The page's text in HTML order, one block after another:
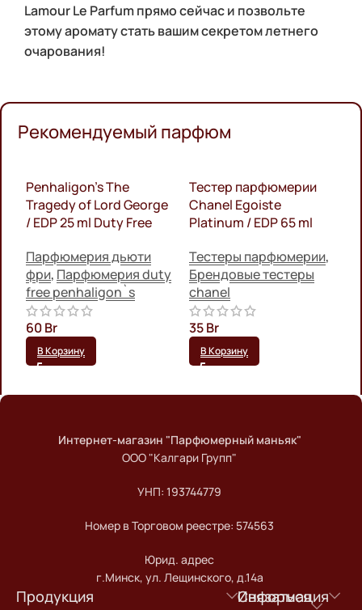
Lamour Le Parfum прямо сейчас и позвольте
этому аромату стать вашим секретом летнего
очарования!
Рекомендуемый парфюм
Penhaligon’s The
Tragedy of Lord George
/ EDP 25 ml Duty Free
Парфюмерия дьюти
фри, Парфюмерия duty
free penhaligon`s
60Br
В Корзину
Тестер парфюмерии
Chanel Egoiste
Platinum / EDP 65 ml
Тестеры парфюмерии,
Брендовые тестеры
chanel
35Br
В Корзину
Интернет-магазин "Парфюмерный маньяк"
ООО "Калгари Групп"
УНП: 193744779
Номер в Торговом реестре: 574563
Юрид. адрес
г.Минск, ул. Лещинского, д.14а
Продукция Информация
Связаться